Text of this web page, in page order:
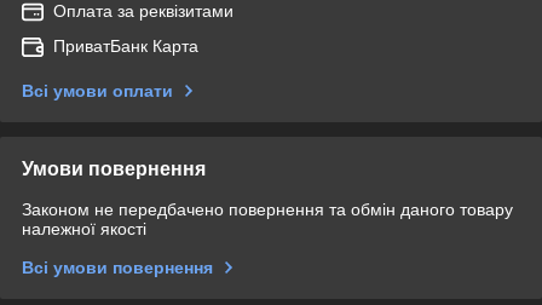
Оплата за реквізитами
ПриватБанк Карта
Всі умови оплати
Умови повернення
Законом не передбачено повернення та обмін даного товару
належної якості
Всі умови повернення